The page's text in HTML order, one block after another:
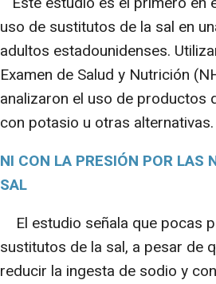
uso de sustitutos de la sal en
adultos estadounidenses.
Examen de Salud y Nutrición
analizaron el uso de productos
con potasio u otras alternativas.
NI CON LA PRESIÓN POR LAS
SAL
El estudio señala que pocas
sustitutos de la sal, a pesar de
reducir la ingesta de sodio y